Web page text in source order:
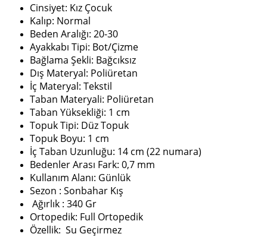
Cinsiyet: Kız Çocuk
Kalıp: Normal
Beden Aralığı: 20-30
Ayakkabı Tipi: Bot/Çizme
Bağlama Şekli: Bağcıksız
Dış Materyal: Poliüretan
İç Materyal: Tekstil
Taban Materyali: Poliüretan
Taban Yüksekliği: 1 cm
Topuk Tipi: Düz Topuk
Topuk Boyu: 1 cm
İç Taban Uzunluğu: 14 cm (22 numara)
Bedenler Arası Fark: 0,7 mm
Kullanım Alanı: Günlük
Sezon : Sonbahar Kış
Ağırlık : 340 Gr
Ortopedik: Full Ortopedik
Özellik: Su Geçirmez